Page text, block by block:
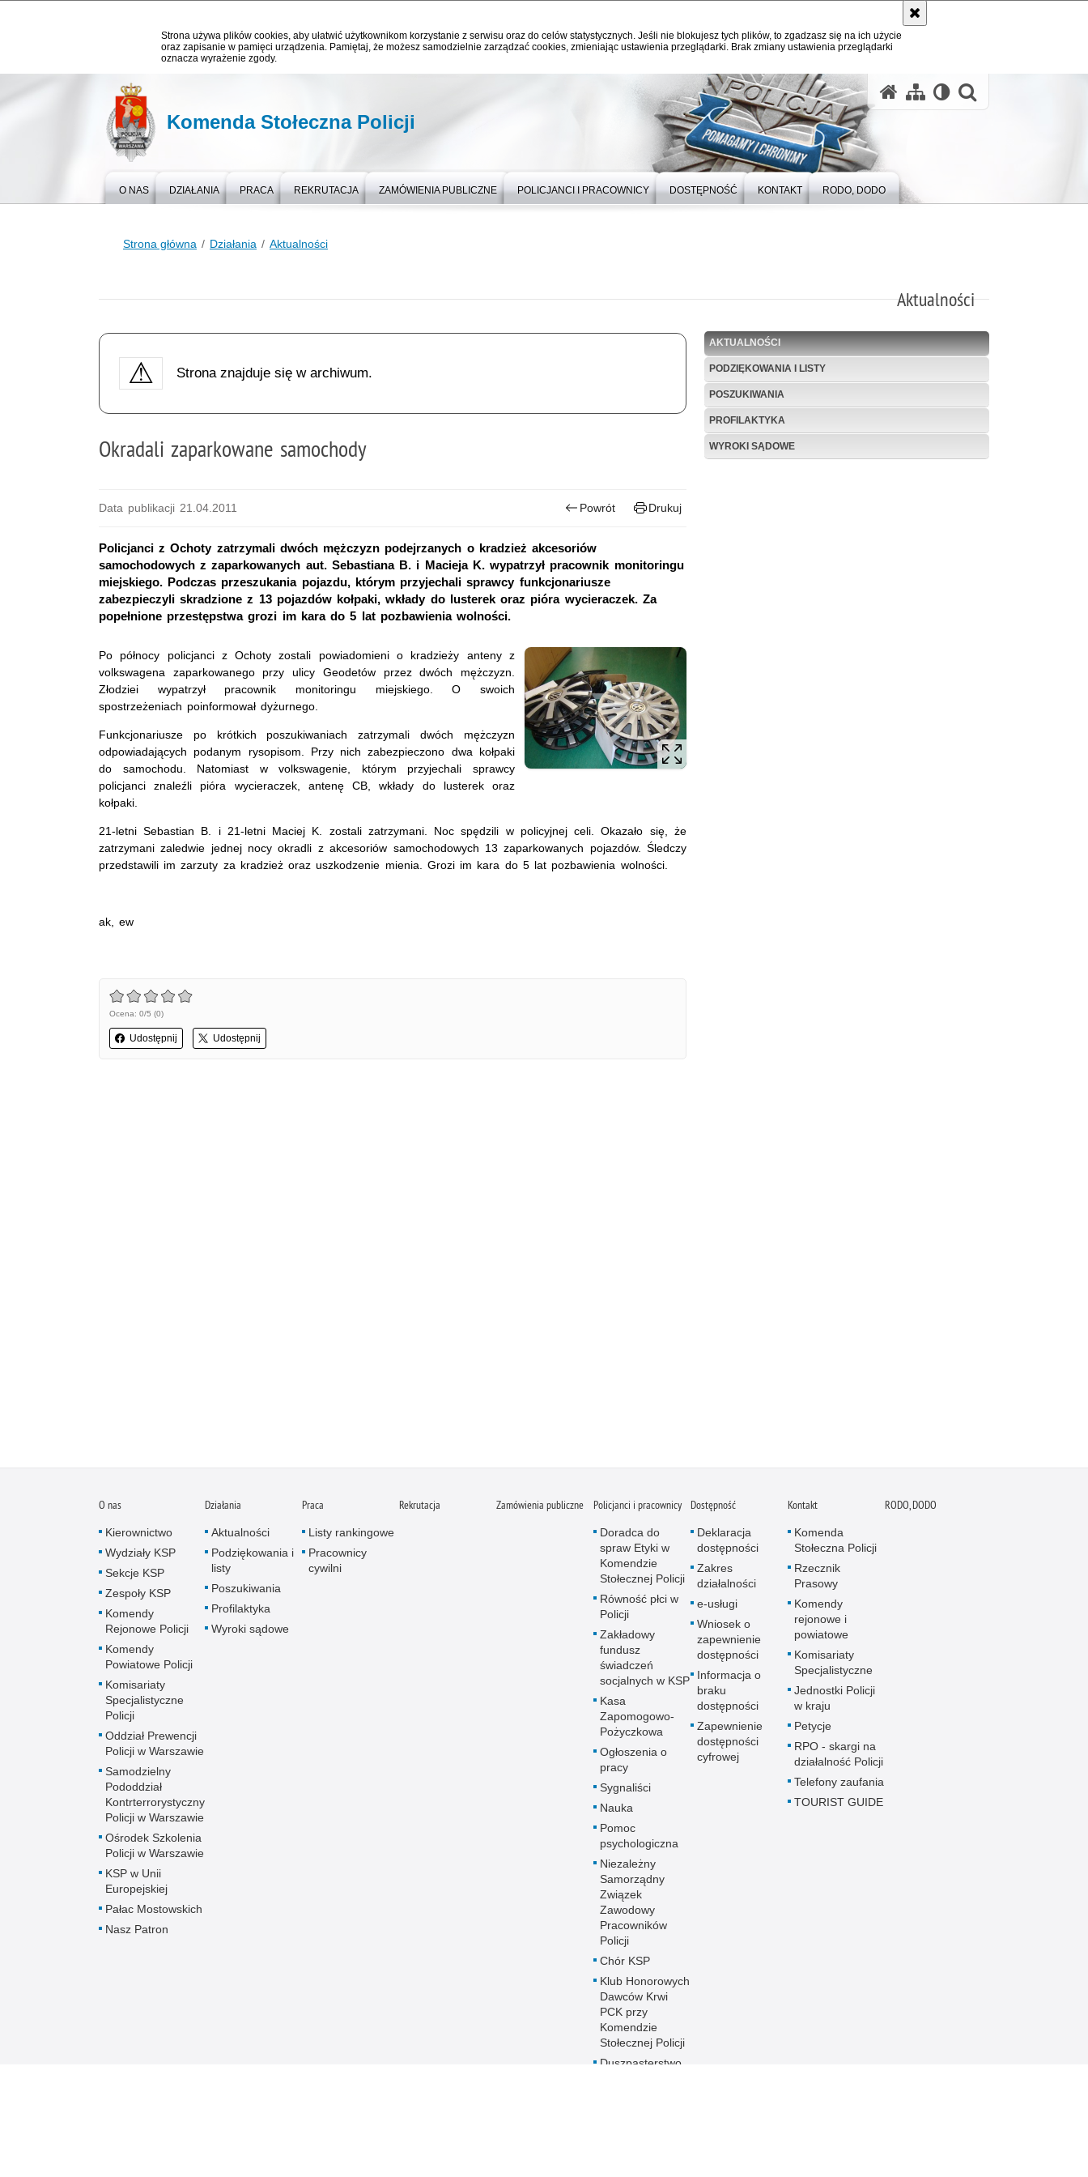
Strona używa plików cookies, aby ułatwić użytkownikom korzystanie z serwisu oraz do celów statystycznych. Jeśli nie blokujesz tych plików, to zgadzasz się na ich użycie
oraz zapisanie w pamięci urządzenia. Pamiętaj, że możesz samodzielnie zarządzać cookies, zmieniając ustawienia przeglądarki. Brak zmiany ustawienia przeglądarki
oznacza wyrażenie zgody.
Komenda Stołeczna Policji
O NAS DZIAŁANIA PRACA REKRUTACJA ZAMÓWIENIA PUBLICZNE POLICJANCI I PRACOWNICY DOSTĘPNOŚĆ KONTAKT RODO, DODO
Strona główna Działania Aktualności
Aktualności
Strona znajduje się w archiwum.
Okradali zaparkowane samochody
Data publikacji 21.04.2011 Powrót Drukuj
Policjanci z Ochoty zatrzymali dwóch mężczyzn podejrzanych o kradzież akcesoriów
samochodowych z zaparkowanych aut. Sebastiana B. i Macieja K. wypatrzył pracownik monitoringu
miejskiego. Podczas przeszukania pojazdu, którym przyjechali sprawcy funkcjonariusze
zabezpieczyli skradzione z 13 pojazdów kołpaki, wkłady do lusterek oraz pióra wycieraczek. Za
popełnione przestępstwa grozi im kara do 5 lat pozbawienia wolności.
Po północy policjanci z Ochoty zostali powiadomieni o kradzieży anteny z
volkswagena zaparkowanego przy ulicy Geodetów przez dwóch mężczyzn.
Złodziei wypatrzył pracownik monitoringu miejskiego. O swoich
spostrzeżeniach poinformował dyżurnego.
Funkcjonariusze po krótkich poszukiwaniach zatrzymali dwóch mężczyzn
odpowiadających podanym rysopisom. Przy nich zabezpieczono dwa kołpaki
do samochodu. Natomiast w volkswagenie, którym przyjechali sprawcy
policjanci znaleźli pióra wycieraczek, antenę CB, wkłady do lusterek oraz
kołpaki.
21-letni Sebastian B. i 21-letni Maciej K. zostali zatrzymani. Noc spędzili w policyjnej celi. Okazało się, że
zatrzymani zaledwie jednej nocy okradli z akcesoriów samochodowych 13 zaparkowanych pojazdów. Śledczy
przedstawili im zarzuty za kradzież oraz uszkodzenie mienia. Grozi im kara do 5 lat pozbawienia wolności.
ak, ew
Ocena: 0/5 (0)
Udostępnij Udostępnij
AKTUALNOŚCI
PODZIĘKOWANIA I LISTY
POSZUKIWANIA
PROFILAKTYKA
WYROKI SĄDOWE
O nas
Kierownictwo
Wydziały KSP
Sekcje KSP
Zespoły KSP
Komendy
Rejonowe Policji
Komendy
Powiatowe Policji
Komisariaty
Specjalistyczne
Policji
Oddział Prewencji
Policji w Warszawie
Samodzielny
Pododdział
Kontrterrorystyczny
Policji w Warszawie
Ośrodek Szkolenia
Policji w Warszawie
KSP w Unii
Europejskiej
Pałac Mostowskich
Nasz Patron
Działania
Aktualności
Podziękowania i
listy
Poszukiwania
Profilaktyka
Wyroki sądowe
Praca
Listy rankingowe
Pracownicy
cywilni
Rekrutacja Zamówienia publiczne Policjanci i pracownicy
Doradca do
spraw Etyki w
Komendzie
Stołecznej Policji
Równość płci w
Policji
Zakładowy
fundusz
świadczeń
socjalnych w KSP
Kasa
Zapomogowo-
Pożyczkowa
Ogłoszenia o
pracy
Sygnaliści
Nauka
Pomoc
psychologiczna
Niezależny
Samorządny
Związek
Zawodowy
Pracowników
Policji
Chór KSP
Klub Honorowych
Dawców Krwi
PCK przy
Komendzie
Stołecznej Policji
Duszpasterstwo
Dostępność
Deklaracja
dostępności
Zakres
działalności
e-usługi
Wniosek o
zapewnienie
dostępności
Informacja o
braku
dostępności
Zapewnienie
dostępności
cyfrowej
Kontakt
Komenda
Stołeczna Policji
Rzecznik
Prasowy
Komendy
rejonowe i
powiatowe
Komisariaty
Specjalistyczne
Jednostki Policji
w kraju
Petycje
RPO - skargi na
działalność Policji
Telefony zaufania
TOURIST GUIDE
RODO, DODO